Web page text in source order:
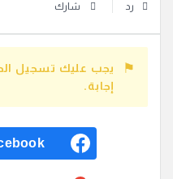
رد شارك
يجب عليك تسجيل
إجابة.